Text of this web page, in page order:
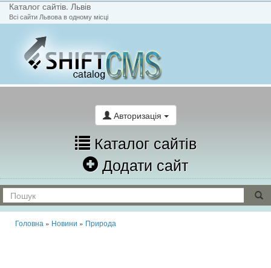
Каталог сайтів. Львів
Всі сайти Львова в одному місці
Авторизація
Каталог сайтів
Додати сайт
Головна » Новини » Природа